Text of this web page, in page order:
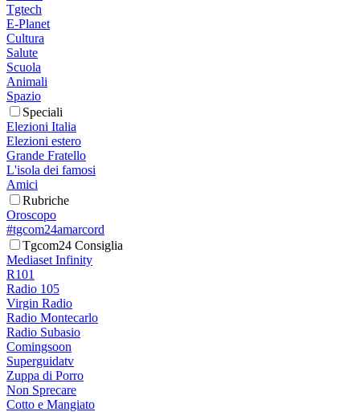
Tgtech
E-Planet
Cultura
Salute
Scuola
Animali
Spazio
Speciali
Elezioni Italia
Elezioni estero
Grande Fratello
L'isola dei famosi
Amici
Rubriche
Oroscopo
#tgcom24amarcord
Tgcom24 Consiglia
Mediaset Infinity
R101
Radio 105
Virgin Radio
Radio Montecarlo
Radio Subasio
Comingsoon
Superguidatv
Zuppa di Porro
Non Sprecare
Cotto e Mangiato